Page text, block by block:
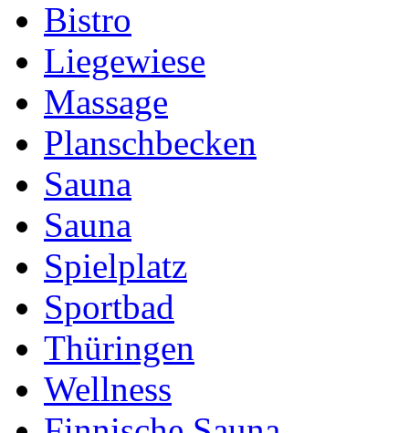
Bistro
Liegewiese
Massage
Planschbecken
Sauna
Sauna
Spielplatz
Sportbad
Thüringen
Wellness